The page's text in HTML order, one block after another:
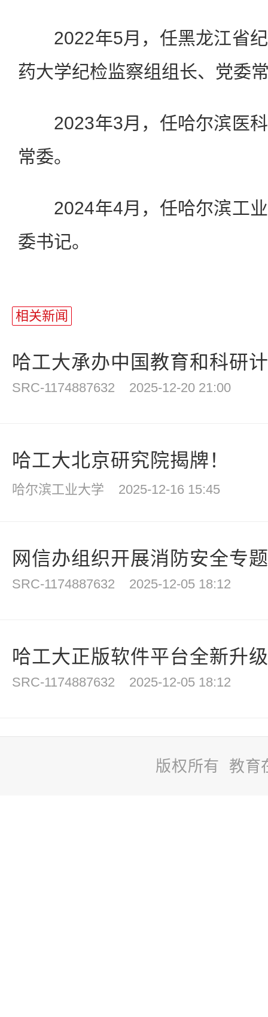
2022年5月，任黑龙江省纪
药大学纪检监察组组长、党委
2023年3月，任哈尔滨医科
常委。
2024年4月，任哈尔滨工业
委书记。
相关新闻
哈工大承办中国教育和科研
SRC-1174887632 2025-12-20 21:00
哈工大北京研究院揭牌！
哈尔滨工业大学 2025-12-16 15:45
网信办组织开展消防安全专
SRC-1174887632 2025-12-05 18:12
哈工大正版软件平台全新升
SRC-1174887632 2025-12-05 18:12
版权所有 教育